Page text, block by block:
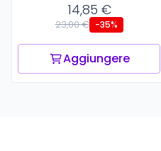
14,85 €
23,00 € -35%
Aggiungere